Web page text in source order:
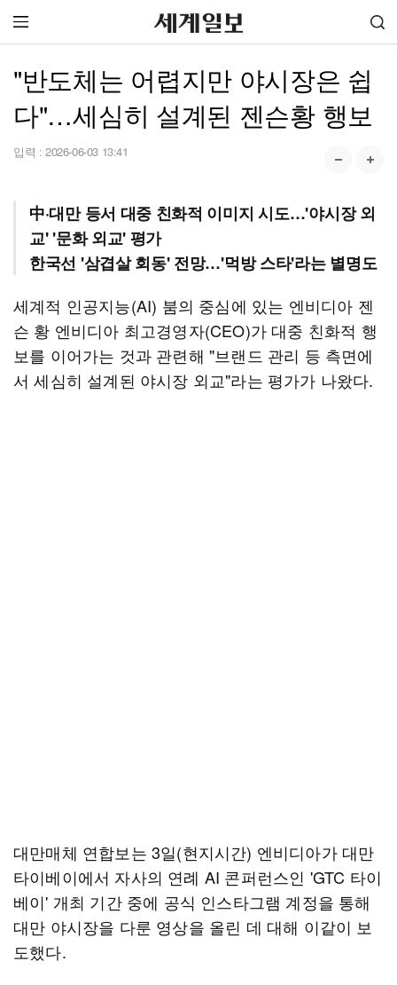
"반도체는 어렵지만 야시장은 쉽
다"…세심히 설계된 젠슨황 행보
입력 : 2026-06-03 13:41
中·대만 등서 대중 친화적 이미지 시도…'야시장 외
교' '문화 외교' 평가
한국선 '삼겹살 회동' 전망…'먹방 스타'라는 별명도
세계적 인공지능(AI) 붐의 중심에 있는 엔비디아 젠
슨 황 엔비디아 최고경영자(CEO)가 대중 친화적 행
보를 이어가는 것과 관련해 "브랜드 관리 등 측면에
서 세심히 설계된 야시장 외교"라는 평가가 나왔다.
대만매체 연합보는 3일(현지시간) 엔비디아가 대만
타이베이에서 자사의 연례 AI 콘퍼런스인 'GTC 타이
베이' 개최 기간 중에 공식 인스타그램 계정을 통해
대만 야시장을 다룬 영상을 올린 데 대해 이같이 보
도했다.